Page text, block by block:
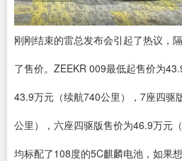
刚刚结束的雷总发布会引起了热议，
了售价。ZEEKR 009最低起售价为
43.9万元（续航740公里），7座四驱
公里），六座四驱版售价为46.9万元
均标配了108度的5C麒麟电池，如果